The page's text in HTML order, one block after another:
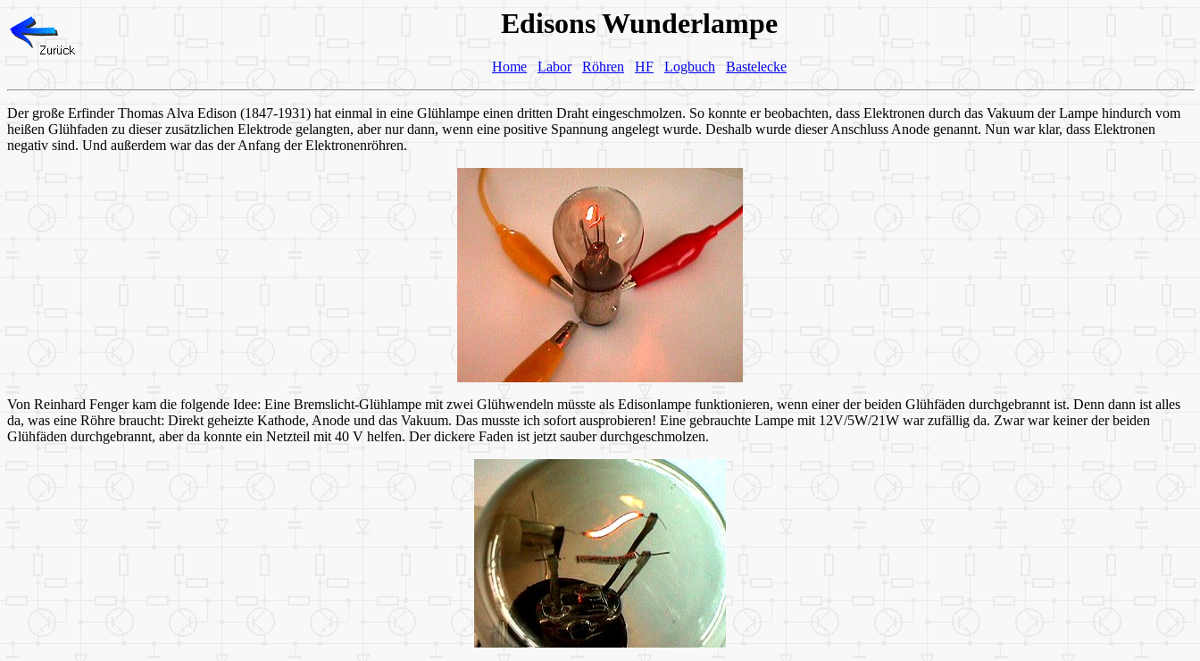
Edisons Wunderlampe
Home Labor Röhren HF Logbuch Bastelecke
Der große Erfinder Thomas Alva Edison (1847-1931) hat einmal in eine Glühlampe einen dritten Draht eingeschmolzen. So konnte er beobachten, dass Elektronen durch das Vakuum der Lampe hindurch vom
heißen Glühfaden zu dieser zusätzlichen Elektrode gelangten, aber nur dann, wenn eine positive Spannung angelegt wurde. Deshalb wurde dieser Anschluss Anode genannt. Nun war klar, dass Elektronen
negativ sind. Und außerdem war das der Anfang der Elektronenröhren.
Von Reinhard Fenger kam die folgende Idee: Eine Bremslicht-Glühlampe mit zwei Glühwendeln müsste als Edisonlampe funktionieren, wenn einer der beiden Glühfäden durchgebrannt ist. Denn dann ist alles
da, was eine Röhre braucht: Direkt geheizte Kathode, Anode und das Vakuum. Das musste ich sofort ausprobieren! Eine gebrauchte Lampe mit 12V/5W/21W war zufällig da. Zwar war keiner der beiden
Glühfäden durchgebrannt, aber da konnte ein Netzteil mit 40 V helfen. Der dickere Faden ist jetzt sauber durchgeschmolzen.